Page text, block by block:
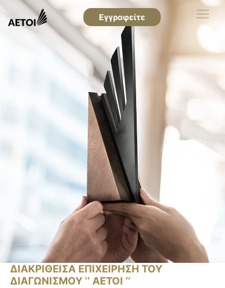
Εγγραφείτε
ΔΙΑΚΡΙΘΕΙΣΑ ΕΠΙΧΕΙΡΗΣΗ ΤΟΥ
ΔΙΑΓΩΝΙΣΜΟΥ ‘’ ΑΕΤΟΙ ‘’